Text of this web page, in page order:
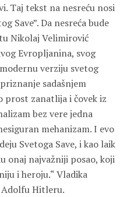
Taj tekst na nesreću nosi
Save”. Da nesreća bude
Nikolaj Velimirović
Evropljanina, svog
verziju svetog
sadašnjem
prost zanatlija i čovek iz
bez vere jedna
mehanizam. I evo
Svetoga Save, i kao laik
onaj najvažniji posao, koji
i heroju.“ Vladika
Hitleru.